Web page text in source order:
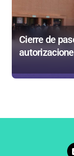
Cierre de